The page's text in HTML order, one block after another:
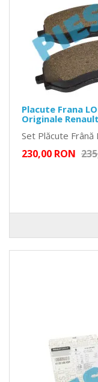
Placute Frana
Originale
Set Plăcute Frână
230,00 RON